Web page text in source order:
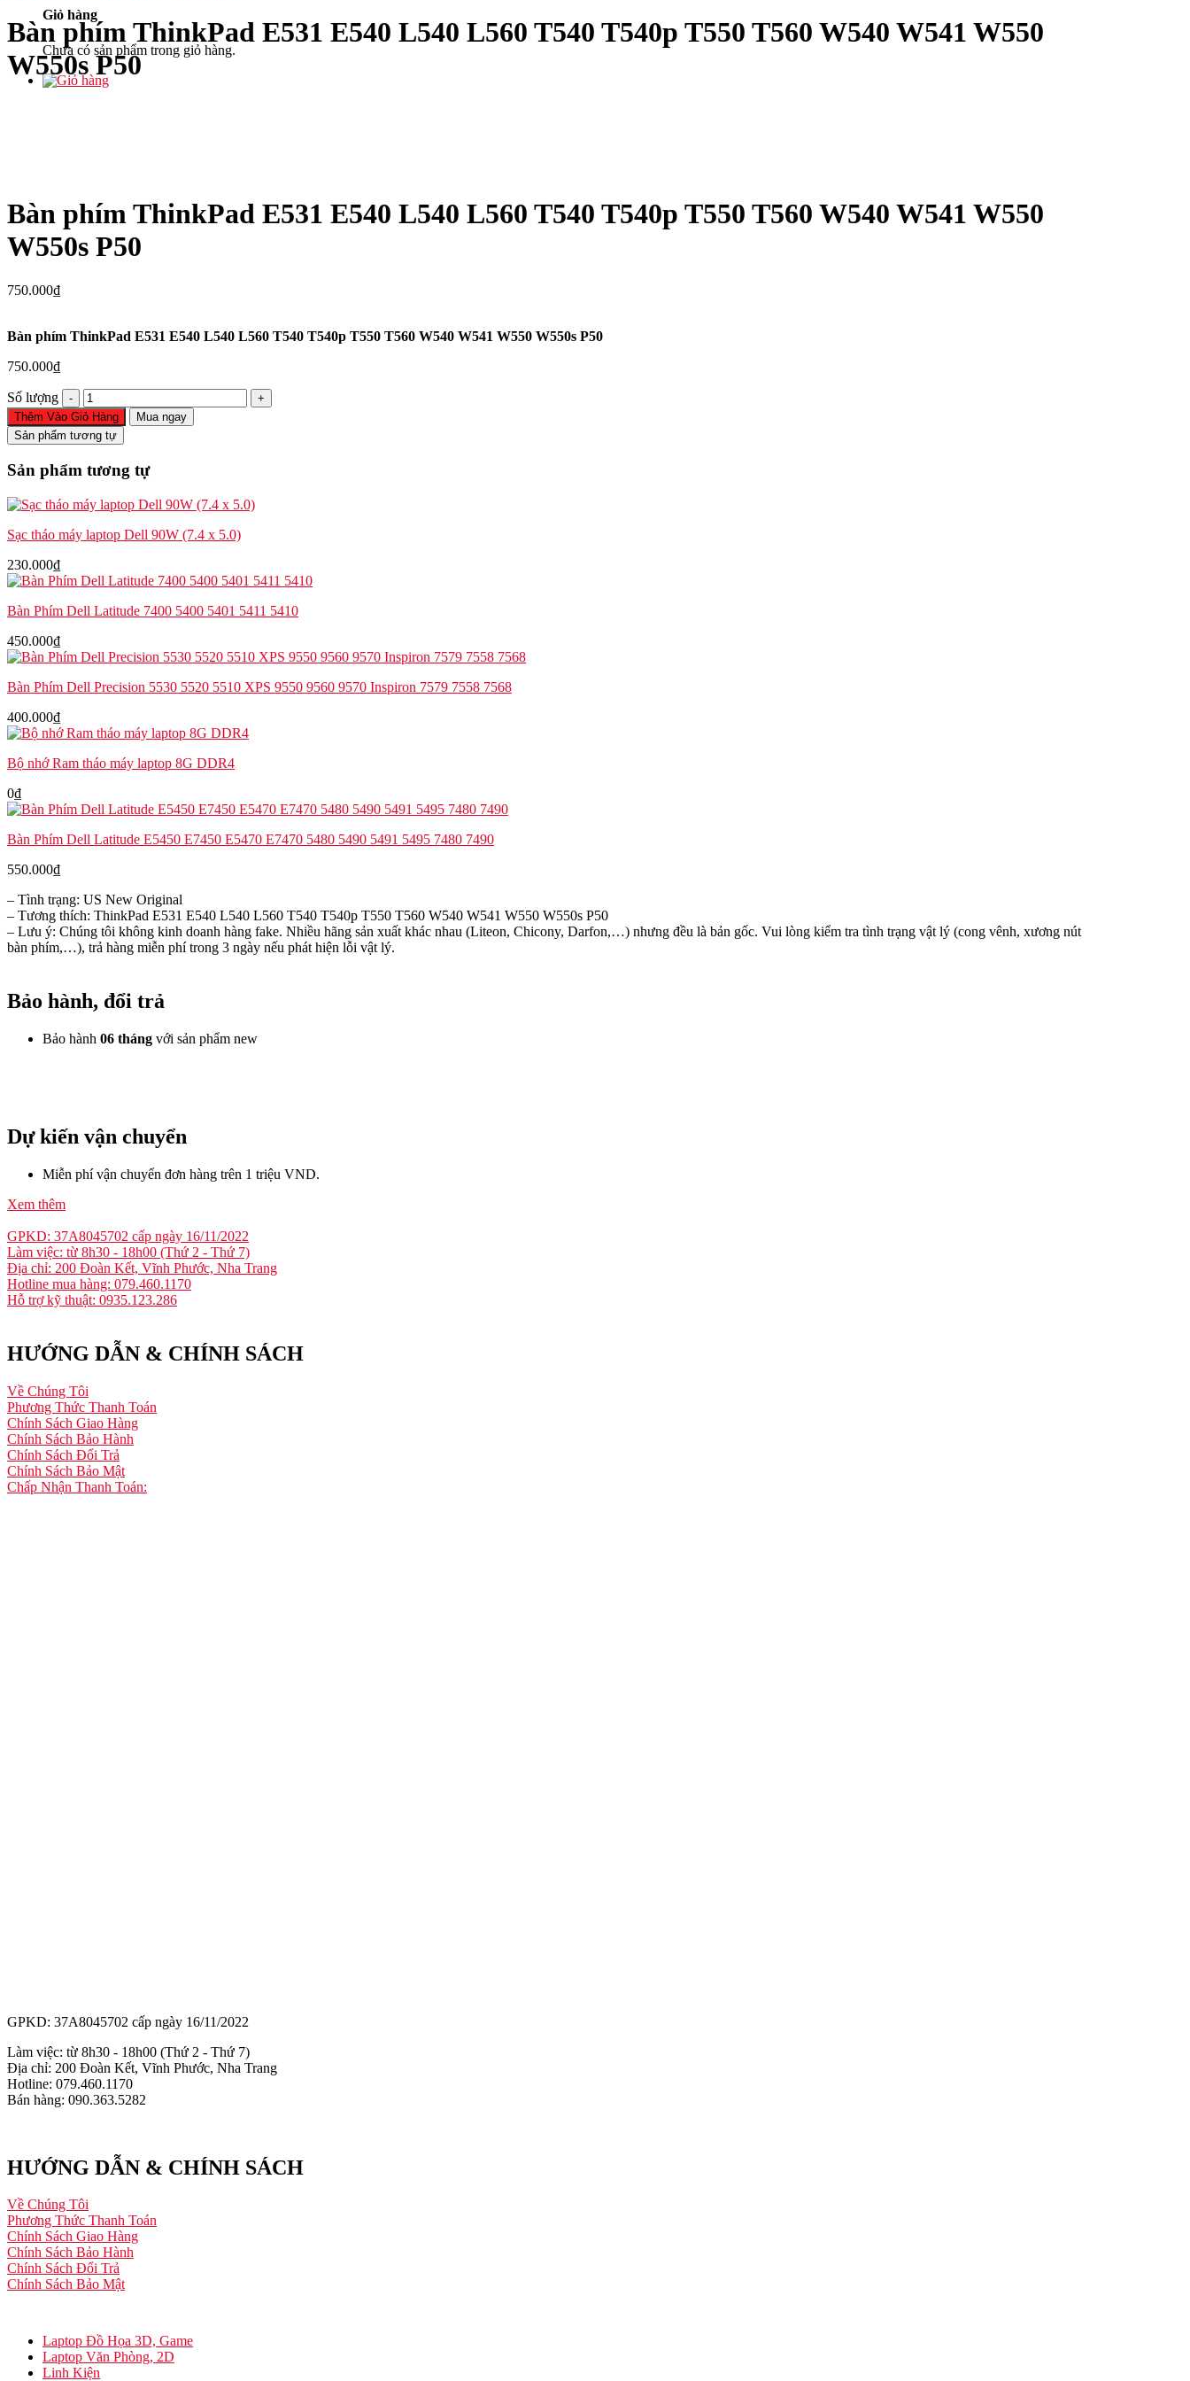
Giỏ hàng
Chưa có sản phẩm trong giỏ hàng.
Bàn phím ThinkPad E531 E540 L540 L560 T540 T540p T550 T560 W540 W541 W550
W550s P50
Bàn phím ThinkPad E531 E540 L540 L560 T540 T540p T550 T560 W540 W541 W550
W550s P50
750.000₫
Bàn phím ThinkPad E531 E540 L540 L560 T540 T540p T550 T560 W540 W541 W550 W550s P50
750.000₫
Số lượng
Bàn
phím
ThinkPad
E531
L540
T540
T550
W541
W550
W550s
số
lượng
Thêm Vào Giỏ Hàng
Mua ngay
Sản phẩm tương tự
Sản phẩm tương tự
Sạc tháo máy laptop Dell 90W (7.4 x 5.0)
230.000₫
Bàn Phím Dell Latitude 7400 5400 5401 5411 5410
450.000₫
Bàn Phím Dell Precision 5530 5520 5510 XPS 9550 9560 9570 Inspiron 7579 7558 7568
400.000₫
Bộ nhớ Ram tháo máy laptop 8G DDR4
0₫
Bàn Phím Dell Latitude E5450 E7450 E5470 E7470 5480 5490 5491 5495 7480 7490
550.000₫
– Tình trạng: US New Original
– Tương thích: ThinkPad E531 E540 L540 L560 T540 T540p T550 T560 W540 W541 W550 W550s P50
– Lưu ý: Chúng tôi không kinh doanh hàng fake. Nhiều hãng sản xuất khác nhau (Liteon, Chicony, Darfon,…) nhưng đều là bản gốc. Vui lòng kiểm tra tình trạng vật lý (cong vênh, xương nút
bàn phím,…), trả hàng miễn phí trong 3 ngày nếu phát hiện lỗi vật lý.
Bảo hành, đổi trả
Bảo hành 06 tháng với sản phẩm new
Dự kiến vận chuyển
Miễn phí vận chuyển đơn hàng trên 1 triệu VND.
Xem thêm
GPKD: 37A8045702 cấp ngày 16/11/2022
Làm việc: từ 8h30 - 18h00 (Thứ 2 - Thứ 7)
Địa chỉ: 200 Đoàn Kết, Vĩnh Phước, Nha Trang
Hotline mua hàng: 079.460.1170
Hỗ trợ kỹ thuật: 0935.123.286
HƯỚNG DẪN & CHÍNH SÁCH
Về Chúng Tôi
Phương Thức Thanh Toán
Chính Sách Giao Hàng
Chính Sách Bảo Hành
Chính Sách Đổi Trả
Chính Sách Bảo Mật
Chấp Nhận Thanh Toán:
GPKD: 37A8045702 cấp ngày 16/11/2022
Làm việc: từ 8h30 - 18h00 (Thứ 2 - Thứ 7)
Địa chỉ: 200 Đoàn Kết, Vĩnh Phước, Nha Trang
Hotline: 079.460.1170
Bán hàng: 090.363.5282
HƯỚNG DẪN & CHÍNH SÁCH
Về Chúng Tôi
Phương Thức Thanh Toán
Chính Sách Giao Hàng
Chính Sách Bảo Hành
Chính Sách Đổi Trả
Chính Sách Bảo Mật
Laptop Đồ Họa 3D, Game
Laptop Văn Phòng, 2D
Linh Kiện